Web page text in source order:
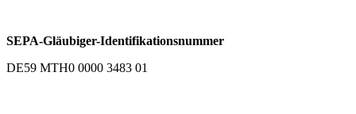
SEPA-Gläubiger-Identifikationsnummer
DE59 MTH0 0000 3483 01